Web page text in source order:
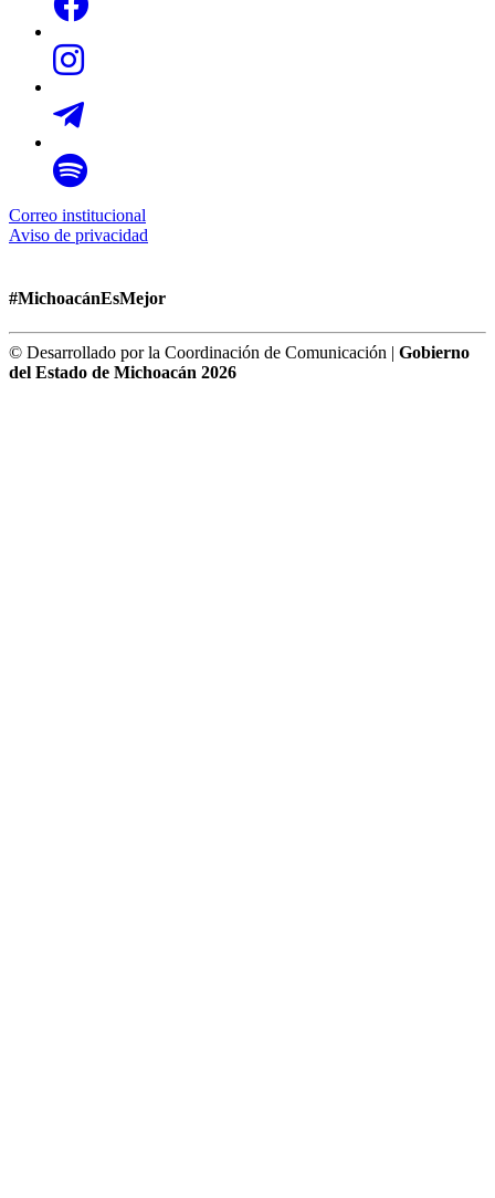
Correo institucional
Aviso de privacidad
#MichoacánEsMejor
© Desarrollado por la Coordinación de Comunicación | Gobierno
del Estado de Michoacán 2026